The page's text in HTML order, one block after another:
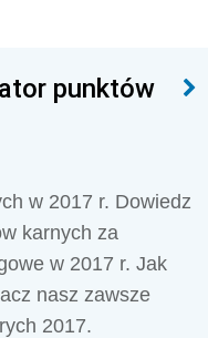
punktów
w 2017 r. Dowiedz
karnych za
w 2017 r. Jak
nasz zawsze
2017.